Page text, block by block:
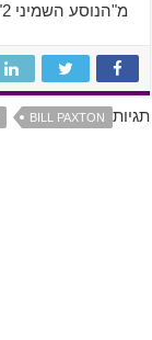
מ"הנוסע השמיני 2" – Game Over Man, Game Over.
תגיות BILL PAXTON